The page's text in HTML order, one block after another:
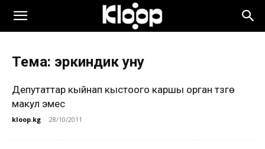
Тема: эркиндик уну
Депутаттар кыйнап кыстоого каршы орган түзүүгө
макул эмес
kloop.kg - 28/10/2011